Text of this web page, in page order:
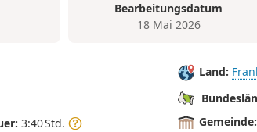
Bearbeitungsdatum
18 Mai 2026
3:40 Std.
Land:
Gemeinde: